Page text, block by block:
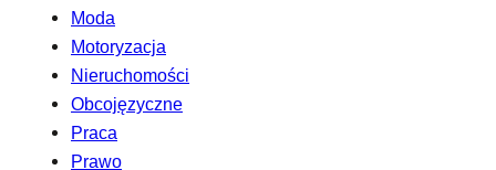
Moda
Motoryzacja
Nieruchomości
Obcojęzyczne
Praca
Prawo